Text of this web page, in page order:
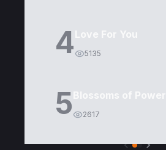
4Love For You
5135
5Blossoms of Power
2617